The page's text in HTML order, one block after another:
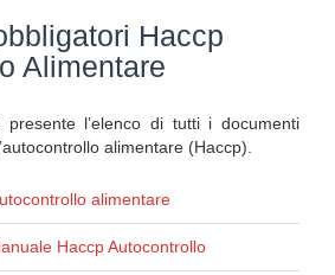
Haccp
Alimentare
l’elenco di tutti i documenti
alimentare (Haccp).
alimentare
Haccp Autocontrollo